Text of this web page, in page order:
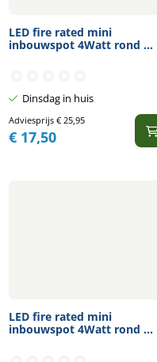
LED fire rated mini
inbouwspot 4Watt rond ...
Dinsdag in huis
Adviesprijs €25,95
€17,50
LED fire rated mini
inbouwspot 4Watt rond ...